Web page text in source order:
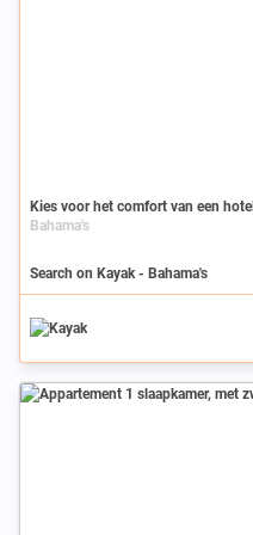
Kies voor het comfort van een hotel
Bahama's
Search on Kayak - Bahama's